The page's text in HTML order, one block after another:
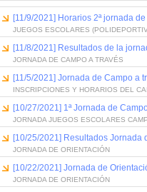
[11/9/2021] Horarios 2ª jornada
JUEGOS ESCOLARES
[11/8/2021] Resultados de la
JORNADA DE CAMPO A TRAVÉS
[11/5/2021] Jornada de Campo a
INSCRIPCIONES Y HORARIOS DEL
[10/27/2021] 1ª Jornada de
JORNADA JUEGOS ESCOLARES
[10/25/2021] Resultados Jornada
JORNADA DE ORIENTACIÓN
[10/22/2021] Jornada de
JORNADA DE ORIENTACIÓN